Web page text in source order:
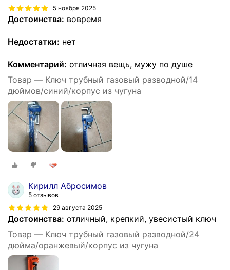
5 ноября 2025
Достоинства: вовремя
Недостатки: нет
Комментарий: отличная вещь, мужу по душе
Товар — Ключ трубный газовый разводной/14
дюймов/синий/корпус из чугуна
Кирилл Абросимов
5 отзывов
29 августа 2025
Достоинства: отличный, крепкий, увесистый ключ
Товар — Ключ трубный газовый разводной/24
дюйма/оранжевый/корпус из чугуна